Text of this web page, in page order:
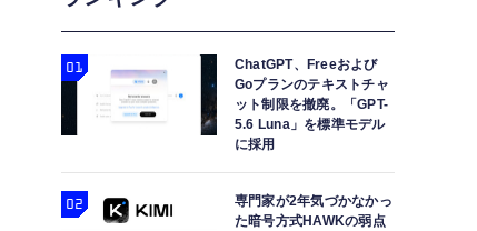
ChatGPT、Freeおよび
Goプランのテキストチャ
ット制限を撤廃。「GPT-
5.6 Luna」を標準モデル
に採用
専門家が2年気づかなかっ
た暗号方式HAWKの弱点